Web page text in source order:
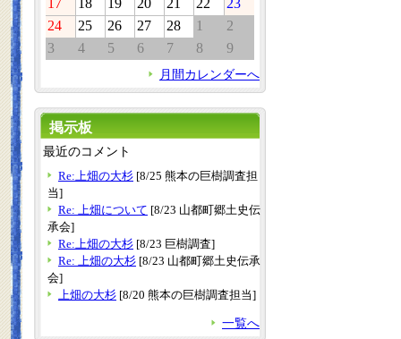
17
18 19 20 21 22
23
24
25 26 27 28 1
2
3
4 5 6 7 8 9
月間カレンダーへ
掲示板
最近のコメント
Re:上畑の大杉 [8/25 熊本の巨樹調査担
当]
Re: 上畑について [8/23 山都町郷土史伝
承会]
Re:上畑の大杉 [8/23 巨樹調査]
Re: 上畑の大杉 [8/23 山都町郷土史伝承
会]
上畑の大杉 [8/20 熊本の巨樹調査担当]
一覧へ